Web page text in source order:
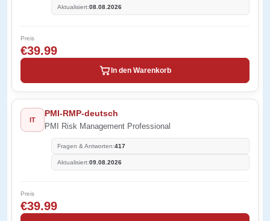
Aktualisiert:08.08.2026
Preis
€39.99
In den Warenkorb
IT
PMI-RMP-deutsch
PMI Risk Management Professional
Fragen & Antworten:417
Aktualisiert:09.08.2026
Preis
€39.99